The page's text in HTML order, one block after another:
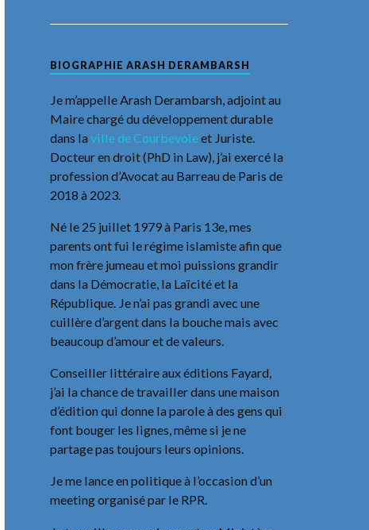
BIOGRAPHIE ARASH DERAMBARSH
Je m’appelle Arash Derambarsh, adjoint au
Maire chargé du développement durable
dans laville de Courbevoieet Juriste.
Docteur en droit (PhD in Law), j’ai exercé la
profession d’Avocat au Barreau de Paris de
2018 à 2023.
Né le 25 juillet 1979 à Paris 13e, mes
parents ont fui le régime islamiste afin que
mon frère jumeau et moi puissions grandir
dans la Démocratie, la Laïcité et la
République. Je n’ai pas grandi avec une
cuillère d’argent dans la bouche mais avec
beaucoup d’amour et de valeurs.
Conseiller littéraire aux éditions Fayard,
j’ai la chance de travailler dans une maison
d’édition qui donne la parole à des gens qui
font bouger les lignes, même si je ne
partage pas toujours leurs opinions.
Je me lance en politique à l’occasion d’un
meeting organisé par le RPR.